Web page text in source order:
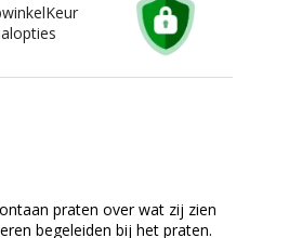
praten over wat zij zien
begeleiden bij het praten.